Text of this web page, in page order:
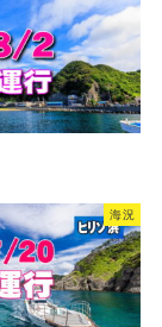
海況